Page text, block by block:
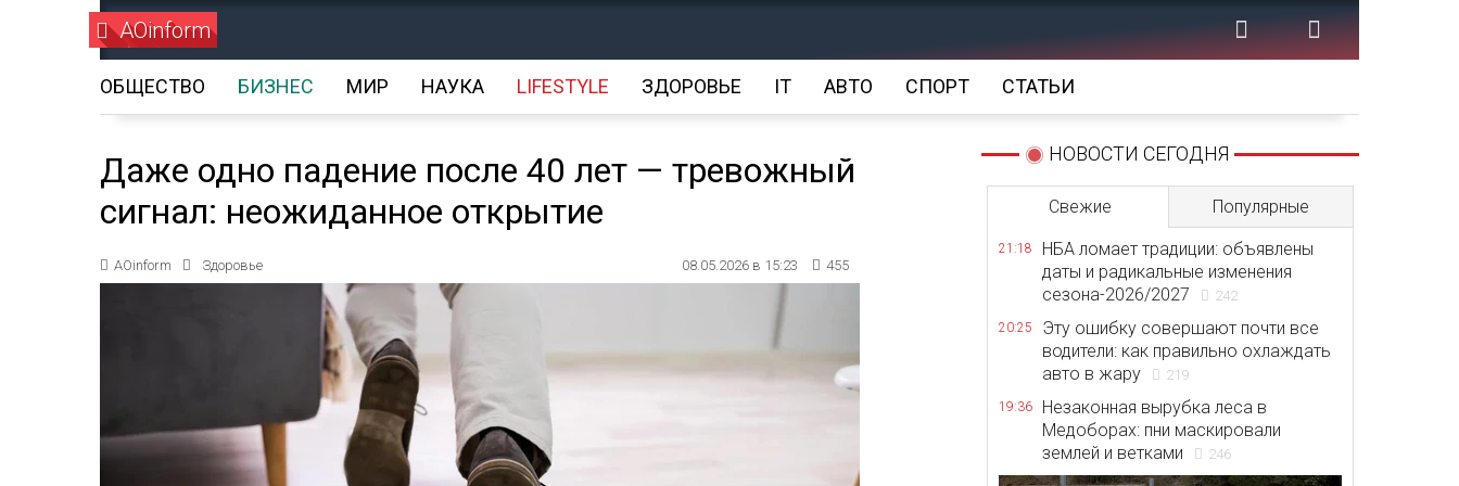
AOinform
ОБЩЕСТВО БИЗНЕС МИР НАУКА LIFESTYLE ЗДОРОВЬЕ IT АВТО СПОРТ СТАТЬИ
Даже одно падение после 40 лет — тревожный
сигнал: неожиданное открытие
AOinform Здоровье 08.05.2026 в 15:23 455
НОВОСТИ СЕГОДНЯ
Свежие Популярные
21:18
НБА ломает традиции: объявлены
даты и радикальные изменения
сезона-2026/2027
242
20:25
Эту ошибку совершают почти все
водители: как правильно охлаждать
авто в жару
219
19:36
Незаконная вырубка леса в
Медоборах: пни маскировали
землей и ветками
246